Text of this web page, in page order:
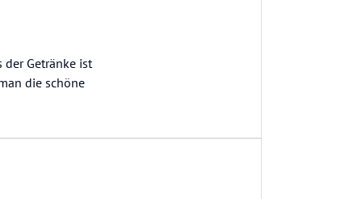
der Getränke ist
die schöne